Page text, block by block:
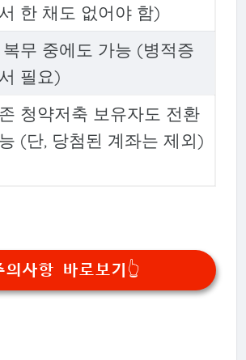
한 채도 없어야 함)
무 중에도 가능 (병적증
필요)
청약저축 보유자도 전환
(단, 당첨된 계좌는 제외)
의사항 바로보기👆